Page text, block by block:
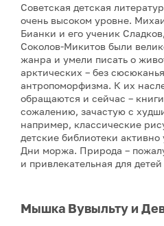
Советская детская
очень высоком уровне.
Бианки и его ученик
Соколов-Микитов были
жанра и умели писать о
арктических – без
антропоморфизма. К их
обращаются и сейчас –
сожалению, зачастую с
например, классические
детские библиотеки
Дни моржа. Природа –
и привлекательная для
Мышка Вувыльту и